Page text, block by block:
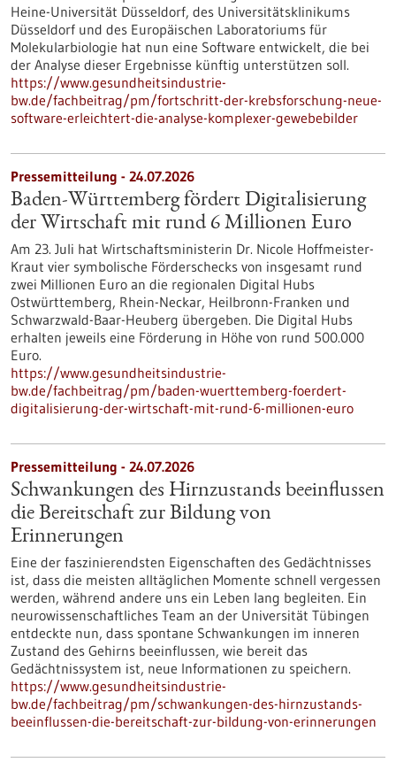
Heine-Universität Düsseldorf, des Universitätsklinikums
Düsseldorf und des Europäischen Laboratoriums für
Molekularbiologie hat nun eine Software entwickelt, die bei
der Analyse dieser Ergebnisse künftig unterstützen soll.
https://www.gesundheitsindustrie-
bw.de/fachbeitrag/pm/fortschritt-der-krebsforschung-neue-
software-erleichtert-die-analyse-komplexer-gewebebilder
Pressemitteilung - 24.07.2026
Baden-Württemberg fördert Digitalisierung
der Wirtschaft mit rund 6 Millionen Euro
Am 23. Juli hat Wirtschaftsministerin Dr. Nicole Hoffmeister-
Kraut vier symbolische Förderschecks von insgesamt rund
zwei Millionen Euro an die regionalen Digital Hubs
Ostwürttemberg, Rhein-Neckar, Heilbronn-Franken und
Schwarzwald-Baar-Heuberg übergeben. Die Digital Hubs
erhalten jeweils eine Förderung in Höhe von rund 500.000
Euro.
https://www.gesundheitsindustrie-
bw.de/fachbeitrag/pm/baden-wuerttemberg-foerdert-
digitalisierung-der-wirtschaft-mit-rund-6-millionen-euro
Pressemitteilung - 24.07.2026
Schwankungen des Hirnzustands beeinflussen
die Bereitschaft zur Bildung von
Erinnerungen
Eine der faszinierendsten Eigenschaften des Gedächtnisses
ist, dass die meisten alltäglichen Momente schnell vergessen
werden, während andere uns ein Leben lang begleiten. Ein
neurowissenschaftliches Team an der Universität Tübingen
entdeckte nun, dass spontane Schwankungen im inneren
Zustand des Gehirns beeinflussen, wie bereit das
Gedächtnissystem ist, neue Informationen zu speichern.
https://www.gesundheitsindustrie-
bw.de/fachbeitrag/pm/schwankungen-des-hirnzustands-
beeinflussen-die-bereitschaft-zur-bildung-von-erinnerungen